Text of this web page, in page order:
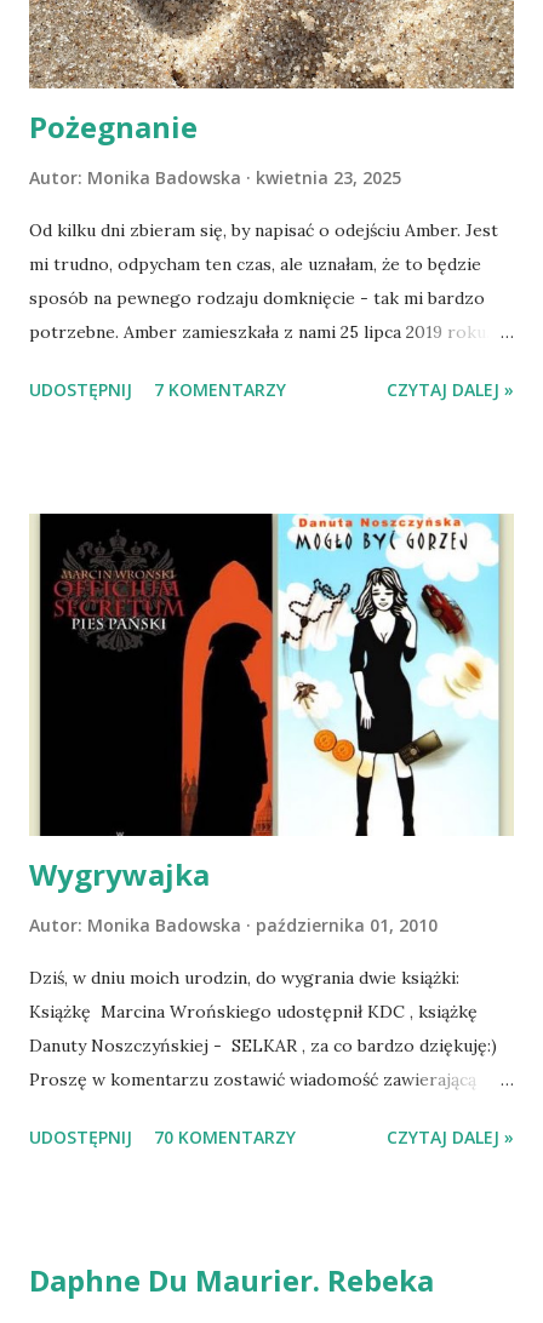
Pożegnanie
Autor: Monika Badowska kwietnia 23, 2025
Od kilku dni zbieram się, by napisać o odejściu Amber. Jest
mi trudno, odpycham ten czas, ale uznałam, że to będzie
sposób na pewnego rodzaju domknięcie - tak mi bardzo
potrzebne. Amber zamieszkała z nami 25 lipca 2019 roku.
Mazowieckim, pojechaliśmy na wizytę zapoznawczą, a kilka
wspólnego życia przeczytacie TUTAJ i TUTAJ . Gdy już
nieco okrzepliśmy w codzienności z psem, a Amber - z
ludźmi i kotami, pojawił się pomysł na wspólny jesienny
wyjazd w Beskid Niski. Zanim to jednak się stało psica miała
atak padaczki, co spowodowało, że wyjazd odwołaliśmy,
wdrożyliśmy leczenie i od nowa zaczęliśmy oswajać z nami i
wspólnym życiem zdezorientowanego chorobą psa. Udało
się ustabilizować zawirowania zdrowotne i wówczas
zaczęliśmy się cieszyć sobą wzajemnie już na 100%.
Dopier...
UDOSTĘPNIJ 7 KOMENTARZY CZYTAJ DALEJ »
Wygrywajka
Autor: Monika Badowska października 01, 2010
Dziś, w dniu moich urodzin, do wygrania dwie książki:
Książkę Marcina Wrońskiego udostępnił KDC , książkę
Danuty Noszczyńskiej - SELKAR , za co bardzo dziękuję:)
Proszę w komentarzu zostawić wiadomość zawierającą
Losowanie odbędzie się w niedzielę o 8:00. Zapraszam
UDOSTĘPNIJ 70 KOMENTARZY CZYTAJ DALEJ »
Daphne Du Maurier. Rebeka